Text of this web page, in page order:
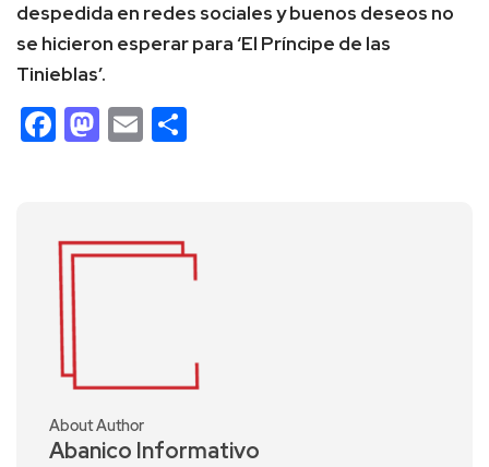
despedida en redes sociales y buenos deseos no
se hicieron esperar para ‘El Príncipe de las
Tinieblas’.
Facebook
Mastodon
Email
About Author
Abanico Informativo